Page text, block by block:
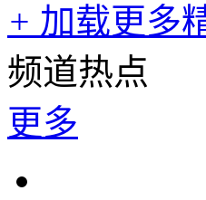
+ 加载更多
频道热点
更多